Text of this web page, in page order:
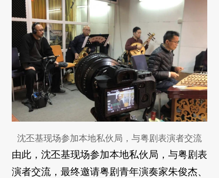
沈丕基现场参加本地私伙局，与粤剧表演者交流
由此，沈丕基现场参加本地私伙局，与粤剧表
演者交流，最终邀请粤剧青年演奏家朱俊杰、